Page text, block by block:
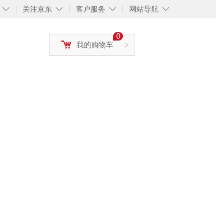
◇ ◇
关注京东 ◇
客户服务 ◇
网站导航
>
0
我的购物车